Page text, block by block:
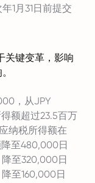
1月31日前提交
关键变革，影响
，从JPY
额超过23.5百万
纳税所得额在
至480,000日
至320,000日
至160,000日